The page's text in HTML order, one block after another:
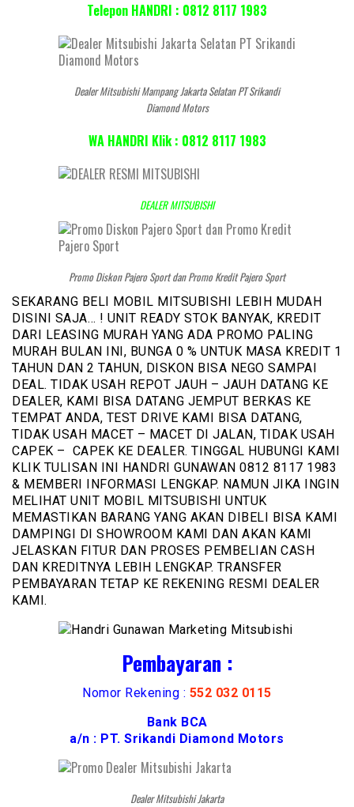
Telepon HANDRI : 0812 8117 1983
Dealer Mitsubishi Mampang Jakarta Selatan PT Srikandi
Diamond Motors
WA HANDRI Klik : 0812 8117 1983
DEALER MITSUBISHI
Promo Diskon Pajero Sport dan Promo Kredit Pajero Sport
SEKARANG BELI MOBIL MITSUBISHI LEBIH MUDAH
DISINI SAJA… ! UNIT READY STOK BANYAK, KREDIT
DARI LEASING MURAH YANG ADA PROMO PALING
MURAH BULAN INI, BUNGA 0 % UNTUK MASA KREDIT 1
TAHUN DAN 2 TAHUN, DISKON BISA NEGO SAMPAI
DEAL. TIDAK USAH REPOT JAUH – JAUH DATANG KE
DEALER, KAMI BISA DATANG JEMPUT BERKAS KE
TEMPAT ANDA, TEST DRIVE KAMI BISA DATANG,
TIDAK USAH MACET – MACET DI JALAN, TIDAK USAH
CAPEK – CAPEK KE DEALER. TINGGAL HUBUNGI KAMI
KLIK TULISAN INI HANDRI GUNAWAN 0812 8117 1983
& MEMBERI INFORMASI LENGKAP. NAMUN JIKA INGIN
MELIHAT UNIT MOBIL MITSUBISHI UNTUK
MEMASTIKAN BARANG YANG AKAN DIBELI BISA KAMI
DAMPINGI DI SHOWROOM KAMI DAN AKAN KAMI
JELASKAN FITUR DAN PROSES PEMBELIAN CASH
DAN KREDITNYA LEBIH LENGKAP. TRANSFER
PEMBAYARAN TETAP KE REKENING RESMI DEALER
KAMI.
Pembayaran :
Nomor Rekening : 552 032 0115
Bank BCA
a/n : PT. Srikandi Diamond Motors
Dealer Mitsubishi Jakarta